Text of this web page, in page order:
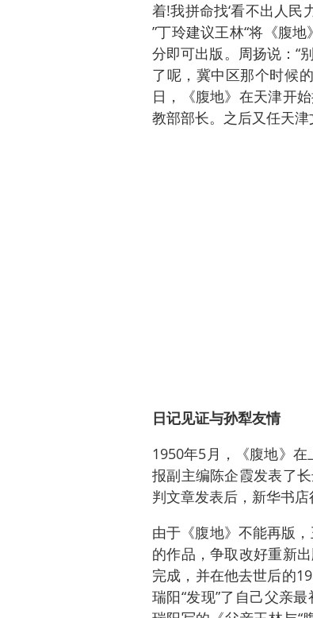
着!我拼命找‘看不出人民
”丁玲建议王林“将《腹
分即可出版。周扬说：“
了呢，冀中区那个时候
日，《腹地》在天津开
教部部长。之后又任天津
日记见证与孙犁友情
1950年5月，《腹地》
报副主编陈企霞发表了
判文章发表后，新华书
由于《腹地》不能再版
的作品，争取改好重新
完成，并在他去世后的
瑞阳“发现”了自己父亲